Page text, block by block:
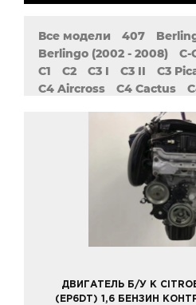
Все модели 407
Berlingo (2002 - 2008)
C-
C1
C2 C3 I C3 II C3
C4 Aircross
C4 Cactus
C5 Aircross
DS5
Evasion
Jumper (1994 - 2002)
Jumper (2006 - 2014)
Saxo
XM
Xsara
ДВИГАТЕЛЬ Б/У К
(EP6DT) 1,6 БЕНЗИН